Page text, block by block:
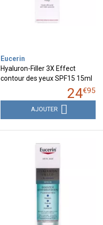
Eucerin
Hyaluron-Filler 3X Effect
contour des yeux SPF15 15ml
24€95
AJOUTER